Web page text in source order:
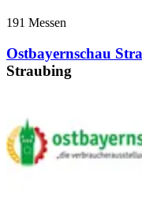
191 Messen
Ostbayernschau
Straubing